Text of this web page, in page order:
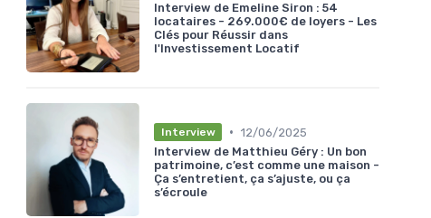
Interview de Emeline Siron : 54
locataires - 269.000€ de loyers - Les
Clés pour Réussir dans
l'Investissement Locatif
Interview • 12/06/2025
Interview de Matthieu Géry : Un bon
patrimoine, c’est comme une maison -
Ça s’entretient, ça s’ajuste, ou ça
s’écroule